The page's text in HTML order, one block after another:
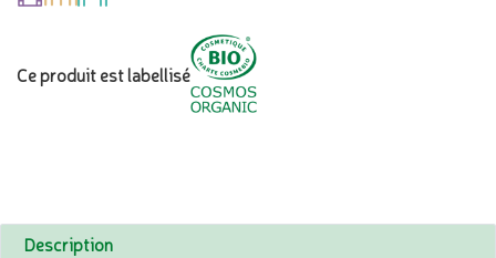
Ce produit est labellisé
Description